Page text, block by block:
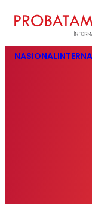
NASIONAL